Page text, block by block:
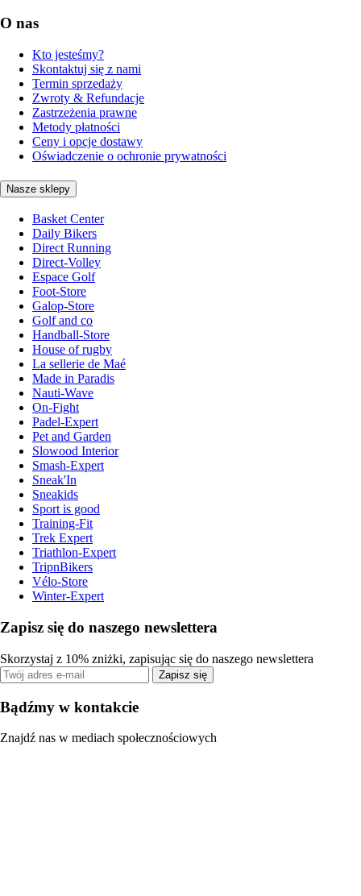
O nas
Kto jesteśmy?
Skontaktuj się z nami
Termin sprzedaży
Zwroty & Refundacje
Zastrzeżenia prawne
Metody płatności
Ceny i opcje dostawy
Oświadczenie o ochronie prywatności
Nasze sklepy
Basket Center
Daily Bikers
Direct Running
Direct-Volley
Espace Golf
Foot-Store
Galop-Store
Golf and co
Handball-Store
House of rugby
La sellerie de Maé
Made in Paradis
Nauti-Wave
On-Fight
Padel-Expert
Pet and Garden
Slowood Interior
Smash-Expert
Sneak'In
Sneakids
Sport is good
Training-Fit
Trek Expert
Triathlon-Expert
TripnBikers
Vélo-Store
Winter-Expert
Zapisz się do naszego newslettera
Skorzystaj z 10% zniżki, zapisując się do naszego newslettera
Zapisz się
Bądźmy w kontakcie
Znajdź nas w mediach społecznościowych